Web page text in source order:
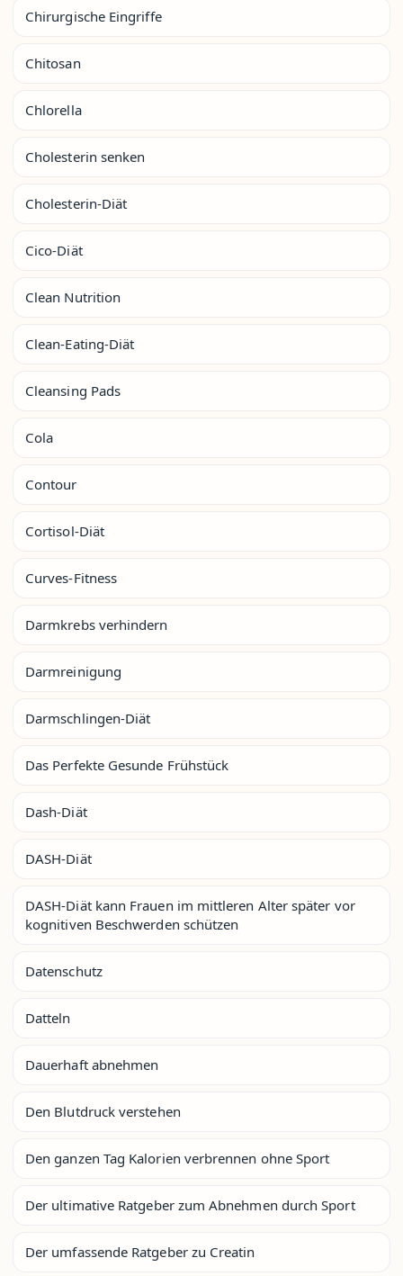
Chirurgische Eingriffe
Chitosan
Chlorella
Cholesterin senken
Cholesterin-Diät
Cico-Diät
Clean Nutrition
Clean-Eating-Diät
Cleansing Pads
Cola
Contour
Cortisol-Diät
Curves-Fitness
Darmkrebs verhindern
Darmreinigung
Darmschlingen-Diät
Das Perfekte Gesunde Frühstück
Dash-Diät
DASH-Diät
DASH-Diät kann Frauen im mittleren Alter später vor
kognitiven Beschwerden schützen
Datenschutz
Datteln
Dauerhaft abnehmen
Den Blutdruck verstehen
Den ganzen Tag Kalorien verbrennen ohne Sport
Der ultimative Ratgeber zum Abnehmen durch Sport
Der umfassende Ratgeber zu Creatin